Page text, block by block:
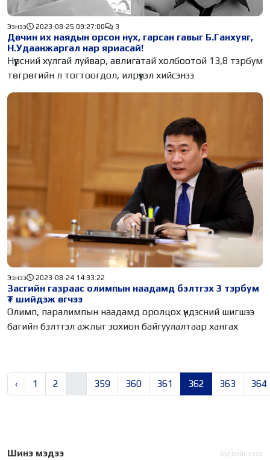
Дөчин их наядын орсон нүх, гарсан гавыг Б.Ганхуяг,
Н.Удаанжаргал нар яриасай!
Ээнээ 2023-08-25 09:27:00 3
Нүүрсний хулгай луйвар, авлигатай холбоотой 13,8 тэрбум
төгрөгийн л тогтоогдол, илрүүлэл хийсэнээ
Засгийн газраас олимпын наадамд бэлтгэх 3 тэрбум
₮ шийдэж өгчээ
Ээнээ 2023-08-24 14:33:22
Олимп, паралимпын наадамд оролцох үндэсний шигшээ
багийн бэлтгэл ажлыг зохион байгуулалтаар хангах
‹ 1 2 359 360 361 362 363 364
Шинэ мэдээ Бүгдийг үзэх